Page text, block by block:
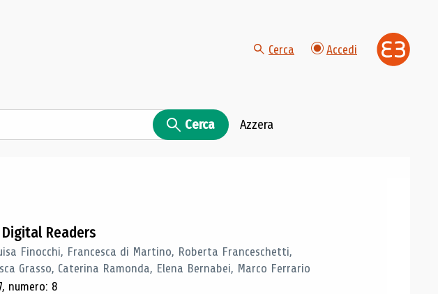
Cerca Accedi
Cerca Azzera
Readers
Finocchi, Francesca di Martino, Roberta Franceschetti,
Grasso, Caterina Ramonda, Elena Bernabei, Marco Ferrario
numero: 8